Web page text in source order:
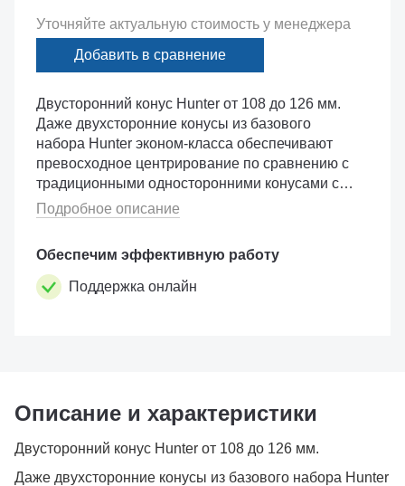
Двусторонний конус Hunter от 108 до 126 мм.
Даже двухсторонние конусы из базового
набора Hunter эконом-класса обеспечивают
превосходное центрирование по сравнению с
традиционными односторонними конусами с
острым углом конусности. Входит в комплект
Hunter 20-3062-1 диапазон от 51 до 126 м...
Подробное описание
Обеспечим эффективную работу
Поддержка онлайн
Уточняйте актуальную стоимость у менеджера
Добавить в сравнение
Описание и характеристики
Двусторонний конус Hunter от 108 до 126 мм.
Даже двухсторонние конусы из базового набора Hunter